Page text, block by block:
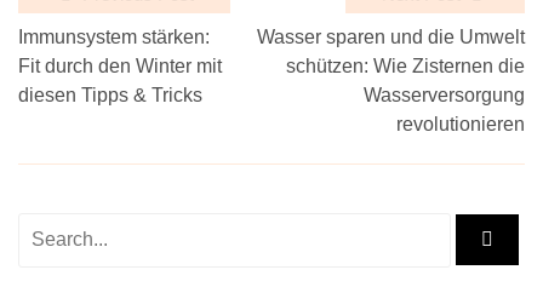
Immunsystem stärken:
Fit durch den Winter mit
diesen Tipps & Tricks
Wasser sparen und die Umwelt
schützen: Wie Zisternen die
Wasserversorgung
revolutionieren